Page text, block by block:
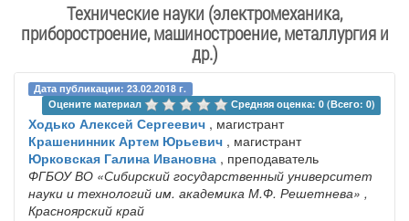
Технические науки (электромеханика,
приборостроение, машиностроение, металлургия и
др.)
Дата публикации: 23.02.2018 г.
Оцените материал
Средняя оценка: 0 (Всего: 0)
Ходько Алексей Сергеевич , магистрант
Крашенинник Артем Юрьевич , магистрант
Юрковская Галина Ивановна , преподаватель
ФГБОУ ВО «Сибирский государственный университет
науки и технологий им. академика М.Ф. Решетнева» ,
Красноярский край